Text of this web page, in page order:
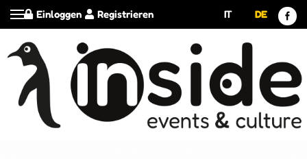
Registrieren
Einloggen IT DE